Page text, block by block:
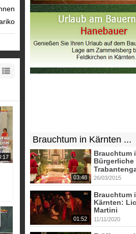
Brauchtum in Kärnten ...
03:48
Brauchtum
Bürgerliche
26/03/2015
01:52
Brauchtum
Kärnten:
Martini
11/11/2020